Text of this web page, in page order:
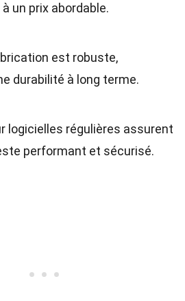
un prix abordable.
est robuste,
durabilité à long terme.
logicielles régulières assurent
performant et sécurisé.